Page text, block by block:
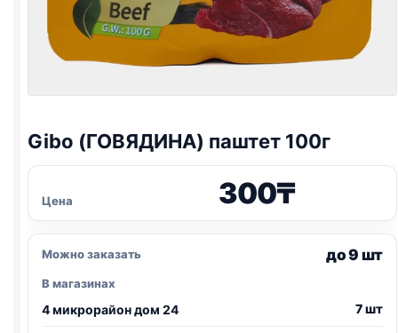
Gibo (ГОВЯДИНА) паштет 100г
Цена 300₸
Можно заказать до 9 шт
В магазинах
4 микрорайон дом 24 7 шт